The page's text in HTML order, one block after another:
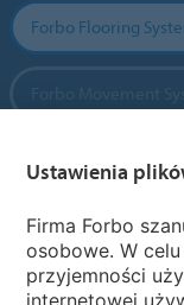
Forbo Flooring
Wybierz kraj
Ustawienia
Firma Forbo
osobowe. W
przyjemności
internetowej